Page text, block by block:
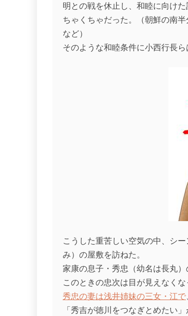
明との戦を休止し、和睦に向け
ちゃくちゃだった。（朝鮮の南
など）
そのような和睦条件に小西行長
こうした重苦しい空気の中、シ
み）の屋敷を訪ねた。
家康の息子・秀忠（幼名は長丸）
このときの忠次は目が見えなく
秀忠の妻は浅井姉妹の三女・江で
「秀吉が徳川をつなぎとめたい